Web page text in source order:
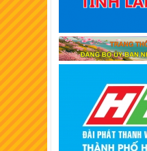
XSKT Vĩnh Long
XSKT Bình Dương
XSKT Long An
XSKT Bình Phước
XSKT Tiền Giang